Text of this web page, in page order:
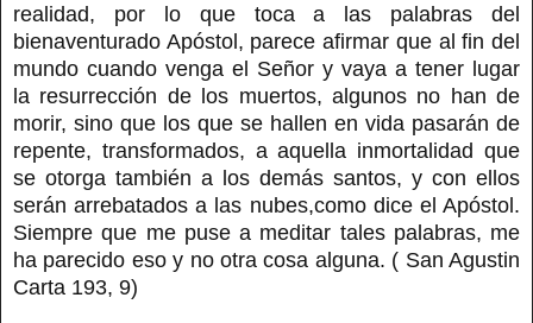
realidad, por lo que toca a las palabras del
bienaventurado Apóstol, parece afirmar que al fin del
mundo cuando venga el Señor y vaya a tener lugar
la resurrección de los muertos, algunos no han de
morir, sino que los que se hallen en vida pasarán de
repente, transformados, a aquella inmortalidad que
se otorga también a los demás santos, y con ellos
serán arrebatados a las nubes,como dice el Apóstol.
Siempre que me puse a meditar tales palabras, me
ha parecido eso y no otra cosa alguna. ( San Agustin
Carta 193, 9)